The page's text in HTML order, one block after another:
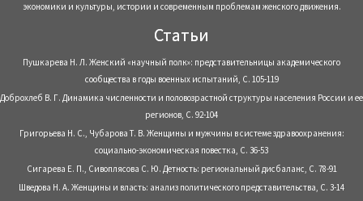
экономики и культуры, истории и современным проблемам женского движения.
Статьи
Пушкарева Н. Л. Женский «научный полк»: представительницы академического
сообщества в годы военных испытаний, С. 105-119
Доброхлеб В. Г. Динамика численности и половозрастной структуры населения России и ее
регионов, С. 92-104
Григорьева Н. С., Чубарова Т. В. Женщины и мужчины в системе здравоохранения:
социально-экономическая повестка, С. 36-53
Сигарева Е. П., Сивоплясова С. Ю. Детность: региональный дисбаланс, С. 78-91
Шведова Н. А. Женщины и власть: анализ политического представительства, С. 3-14